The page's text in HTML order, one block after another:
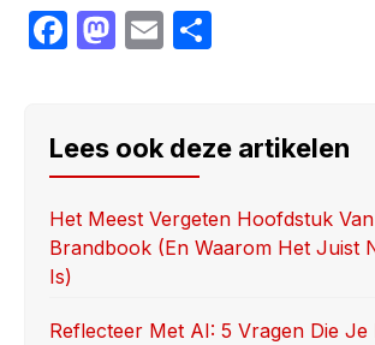
F
e
b
o
o
k
M
o
d
o
n
E
e
Lees ook deze artikelen
Het Meest Vergeten Hoofdstuk
Brandbook (en Waarom Het Juist
Is)
Reflecteer Met AI: 5 Vragen Die Je